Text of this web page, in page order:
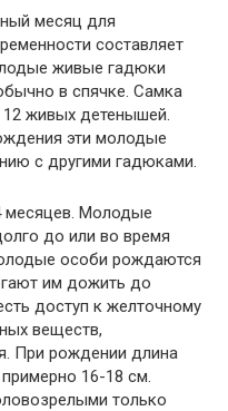
месяц для
составляет
живые гадюки
в спячке. Самка
живых детенышей.
эти молодые
с другими гадюками.
месяцев. Молодые
до или во время
особи рождаются
им дожить до
доступ к желточному
веществ,
При рождении длина
16-18 см.
только